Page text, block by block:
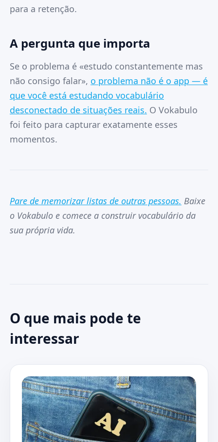
para a retenção.
A pergunta que importa
Se o problema é «estudo constantemente mas
não consigo falar», o problema não é o app — é
que você está estudando vocabulário
desconectado de situações reais. O Vokabulo
foi feito para capturar exatamente esses
momentos.
Pare de memorizar listas de outras pessoas. Baixe
o Vokabulo e comece a construir vocabulário da
sua própria vida.
O que mais pode te
interessar